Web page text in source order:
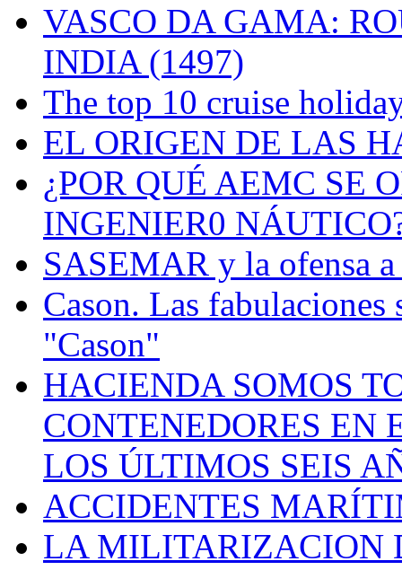
VASCO DA GAMA:
INDIA (1497)
The top 10 cruise
EL ORIGEN DE LAS
¿POR QUÉ AEMC SE
INGENIER0
SASEMAR y la ofensa a
Cason. Las fabulaciones
"Cason"
HACIENDA SOMOS
CONTENEDORES EN
LOS ÚLTIMOS SEIS
ACCIDENTES
LA MILITARIZACION